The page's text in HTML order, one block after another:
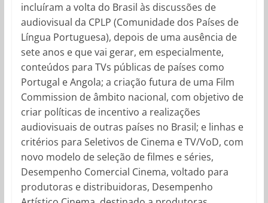
incluíram a volta do Brasil às discussões de
audiovisual da CPLP (Comunidade dos Países de
Língua Portuguesa), depois de uma ausência de
sete anos e que vai gerar, em especialmente,
conteúdos para TVs públicas de países como
Portugal e Angola; a criação futura de uma Film
Commission de âmbito nacional, com objetivo de
criar políticas de incentivo a realizações
audiovisuais de outras países no Brasil; e linhas e
critérios para Seletivos de Cinema e TV/VoD, com
novo modelo de seleção de filmes e séries,
Desempenho Comercial Cinema, voltado para
produtoras e distribuidoras, Desempenho